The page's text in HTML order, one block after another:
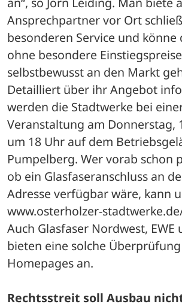
Ansprechpartner vor Ort
besonderen Service und könne
ohne besondere Einstiegspreise
selbstbewusst an den Markt
Detailliert über ihr Angebot
werden die Stadtwerke bei
Veranstaltung am Donnerstag,
um 18 Uhr auf dem
Pumpelberg. Wer vorab schon
ob ein Glasfaseranschluss an
Adresse verfügbar wäre, kann
www.osterholzer-
Auch Glasfaser Nordwest, EWE
bieten eine solche
Homepages an.
Rechtsstreit soll Ausbau